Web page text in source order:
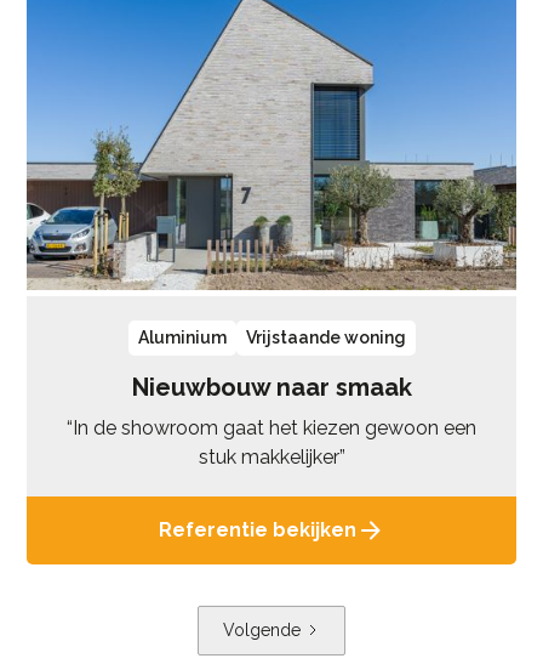
Aluminium Vrijstaande woning
Nieuwbouw naar smaak
“In de showroom gaat het kiezen gewoon een
stuk makkelijker”
Referentie bekijken
Volgende